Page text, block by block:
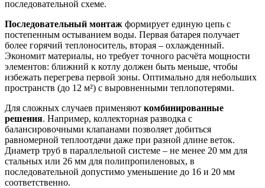
последовательной схеме.
Последовательный монтаж формирует единую цепь с
постепенным остыванием воды. Первая батарея получает
более горячий теплоноситель, вторая – охлажденный.
Экономит материалы, но требует точного расчёта мощности
элементов: ближний к котлу должен быть меньше, чтобы
избежать перегрева первой зоны. Оптимально для небольших
пространств (до 12 м²) с выровненными теплопотерями.
Для сложных случаев применяют комбинированные
решения. Например, коллекторная разводка с
балансировочными клапанами позволяет добиться
равномерной теплоотдачи даже при разной длине веток.
Диаметр труб в параллельной системе – не менее 20 мм для
стальных или 26 мм для полипропиленовых, в
последовательной допустимо уменьшение до 16 и 20 мм
соответственно.